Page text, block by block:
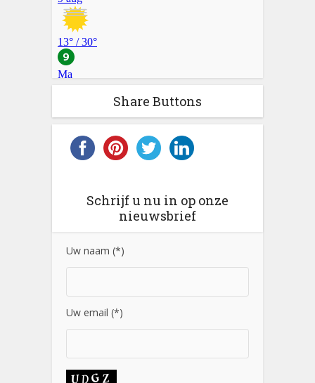
Share Buttons
Schrijf u nu in op onze
nieuwsbrief
Uw naam (*)
Uw email (*)